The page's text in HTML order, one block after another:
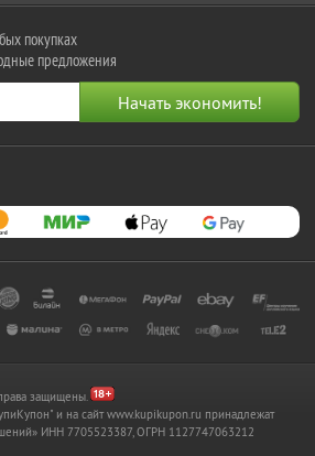
покупках
предложения
защищены.
и на сайт www.kupikupon.ru принадлежат
ИНН 7705523387, ОГРН 1127747063212